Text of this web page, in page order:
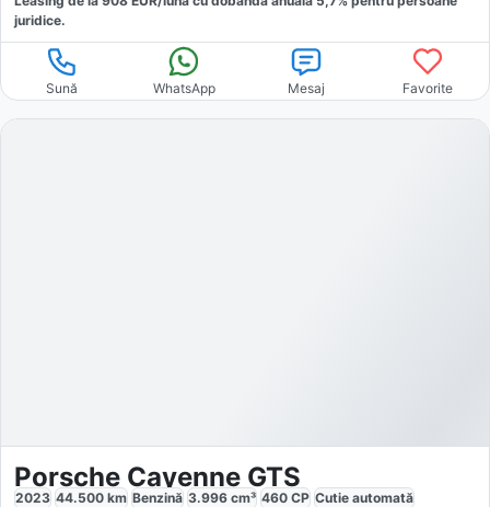
juridice.
Sună WhatsApp Mesaj Favorite
Porsche Cayenne GTS
2023 44.500 km Benzină 3.996 cm³ 460 CP Cutie automată